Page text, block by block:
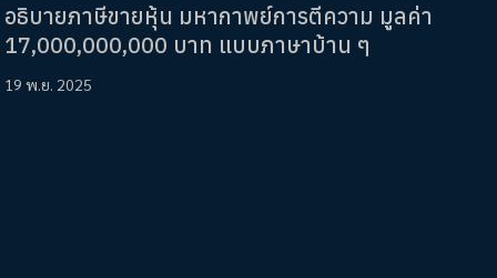
อธิบายภาษีขายหุ้น มหากาพย์การตีความ มูลค่า
17,000,000,000 บาท แบบภาษาบ้าน ๆ
19 พ.ย. 2025